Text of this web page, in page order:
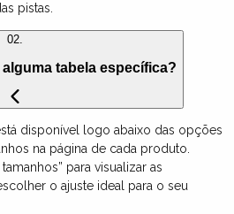
pistas.
02.
tabela específica?
disponível logo abaixo das opções
na página de cada produto.
para visualizar as
o ajuste ideal para o seu